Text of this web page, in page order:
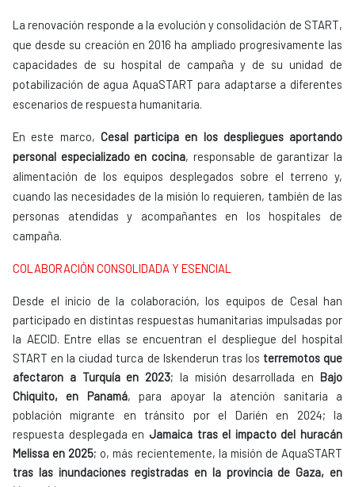
La renovación responde a la evolución y consolidación de START,
que desde su creación en 2016 ha ampliado progresivamente las
capacidades de su hospital de campaña y de su unidad de
potabilización de agua AquaSTART para adaptarse a diferentes
escenarios de respuesta humanitaria.
En este marco, Cesal participa en los despliegues aportando
personal especializado en cocina, responsable de garantizar la
alimentación de los equipos desplegados sobre el terreno y,
cuando las necesidades de la misión lo requieren, también de las
personas atendidas y acompañantes en los hospitales de
campaña.
COLABORACIÓN CONSOLIDADA Y ESENCIAL
Desde el inicio de la colaboración, los equipos de Cesal han
participado en distintas respuestas humanitarias impulsadas por
la AECID. Entre ellas se encuentran el despliegue del hospital
START en la ciudad turca de Iskenderun tras los terremotos que
afectaron a Turquía en 2023; la misión desarrollada enBajo
Chiquito, en Panamá, para apoyar la atención sanitaria a
población migrante en tránsito por el Darién en 2024; la
respuesta desplegada en Jamaica tras el impacto del huracán
Melissa en 2025; o, más recientemente, la misión de AquaSTART
tras las inundaciones registradas en la provincia de Gaza, en